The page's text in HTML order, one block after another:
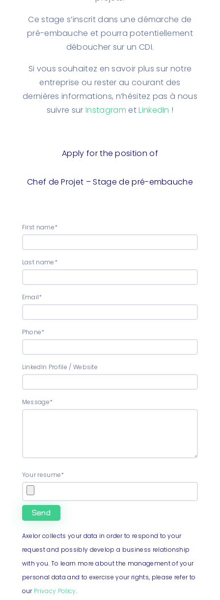
Ce stage s’inscrit dans une démarche de
pré-embauche et pourra potentiellement
déboucher sur un CDI.
Si vous souhaitez en savoir plus sur notre
entreprise ou rester au courant des
dernières informations, n’hésitez pas à nous
suivre surInstagram etLinkedIn !
Apply for the position of
Chef de Projet – Stage de pré-embauche
First name*
Last name*
Email*
Phone*
LinkedIn Profile / Website
Message*
Your resume*
Axelor collects your data in order to respond to your
request and possibly develop a business relationship
with you. To learn more about the management of your
personal data and to exercise your rights, please refer to
our Privacy Policy.